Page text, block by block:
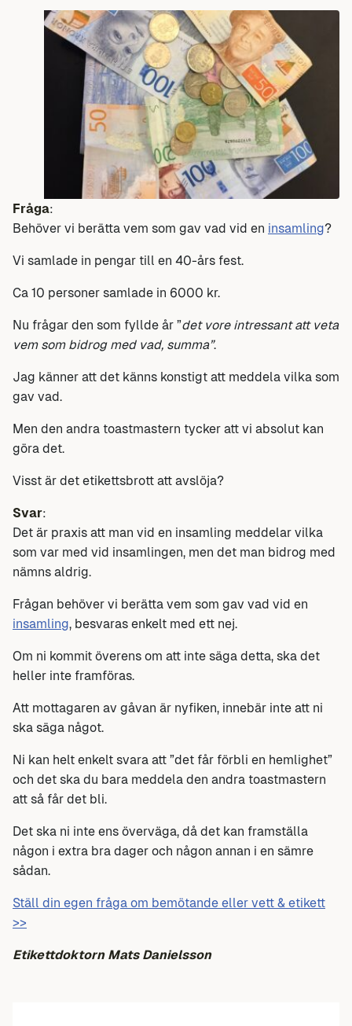
Fråga:
Behöver vi berätta vem som gav vad vid en insamling?
Vi samlade in pengar till en 40-års fest.
Ca 10 personer samlade in 6000 kr.
Nu frågar den som fyllde år ”det vore intressant att veta
vem som bidrog med vad, summa”.
Jag känner att det känns konstigt att meddela vilka som
gav vad.
Men den andra toastmastern tycker att vi absolut kan
göra det.
Visst är det etikettsbrott att avslöja?
Svar:
Det är praxis att man vid en insamling meddelar vilka
som var med vid insamlingen, men det man bidrog med
nämns aldrig.
Frågan behöver vi berätta vem som gav vad vid en
insamling, besvaras enkelt med ett nej.
Om ni kommit överens om att inte säga detta, ska det
heller inte framföras.
Att mottagaren av gåvan är nyfiken, innebär inte att ni
ska säga något.
Ni kan helt enkelt svara att ”det får förbli en hemlighet”
och det ska du bara meddela den andra toastmastern
att så får det bli.
Det ska ni inte ens överväga, då det kan framställa
någon i extra bra dager och någon annan i en sämre
sådan.
Ställ din egen fråga om bemötande eller vett & etikett
>>
Etikettdoktorn Mats Danielsson